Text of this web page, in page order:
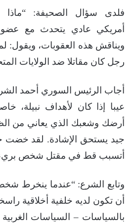
فلدى سؤال الصحيفة:
أمريكي عادي يتحدث مع عضو
ويناقش هذه العقوبات، ويقول:
رجل كان مقاتلا ضد الولايات
أجاب الرئيس السوري أحمد
عيبا إذا كان لأهداف نبيلة،
أرضك وشعبك الذي يعاني من
جيد يستحق الإشادة. لقد خضت
أتسبب قط في مقتل شخص
وتابع الشرع: “عندما ينخرط
أن تكون لديه خلفية أخلاقية
بالسياسات – السياسات الغربية